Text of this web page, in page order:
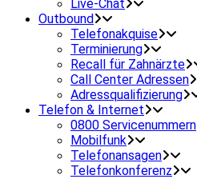
Live-Chat
Outbound
Telefonakquise
Terminierung
Recall für Zahnärzte
Call Center Adressen
Adressqualifizierung
Telefon & Internet
0800 Servicenummern
Mobilfunk
Telefonansagen
Telefonkonferenz